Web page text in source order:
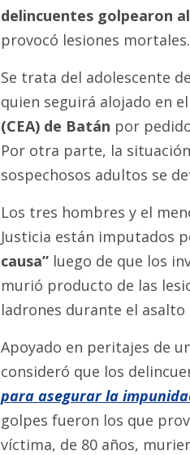
delincuentes golpearon
provocó lesiones mortales.
Se trata del adolescente
quien seguirá alojado en el
(CEA) de Batán por
Por otra parte, la
sospechosos adultos se
Los tres hombres y el
Justicia están imputados
causa”luego de que los
murió producto de las
ladrones durante el
Apoyado en peritajes de
consideró que los
para asegurar la
golpes fueron los que
víctima, de 80 años,